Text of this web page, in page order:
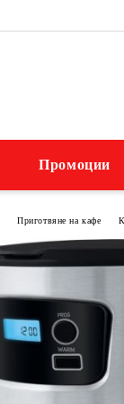
Промоции
Приготвяне на кафе